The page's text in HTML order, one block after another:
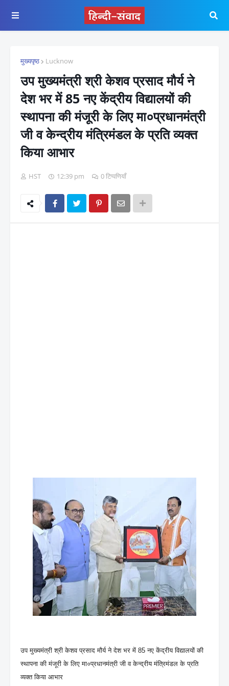
मुख्यपृष्ठ Lucknow
उप मुख्यमंत्री श्री केशव प्रसाद मौर्य ने
देश भर में 85 नए केंद्रीय विद्यालयों की
स्थापना की मंजूरी के लिए मा०प्रधानमंत्री
जी व केन्द्रीय मंत्रिमंडल के प्रति व्यक्त
किया आभार
HST 12:39 pm 0 टिप्पणियाँ
उप मुख्यमंत्री श्री केशव प्रसाद मौर्य ने देश भर में 85 नए केंद्रीय विद्यालयों की
स्थापना की मंजूरी के लिए मा०प्रधानमंत्री जी व केन्द्रीय मंत्रिमंडल के प्रति
व्यक्त किया आभार